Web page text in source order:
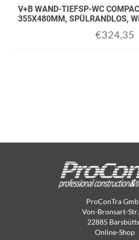
V+B WAND-TIEFSP-WC
355X480MM, SPÜLRANDLOS,
€324,35
ProConTra
Von-Bronsart-
22885
Online-Shop